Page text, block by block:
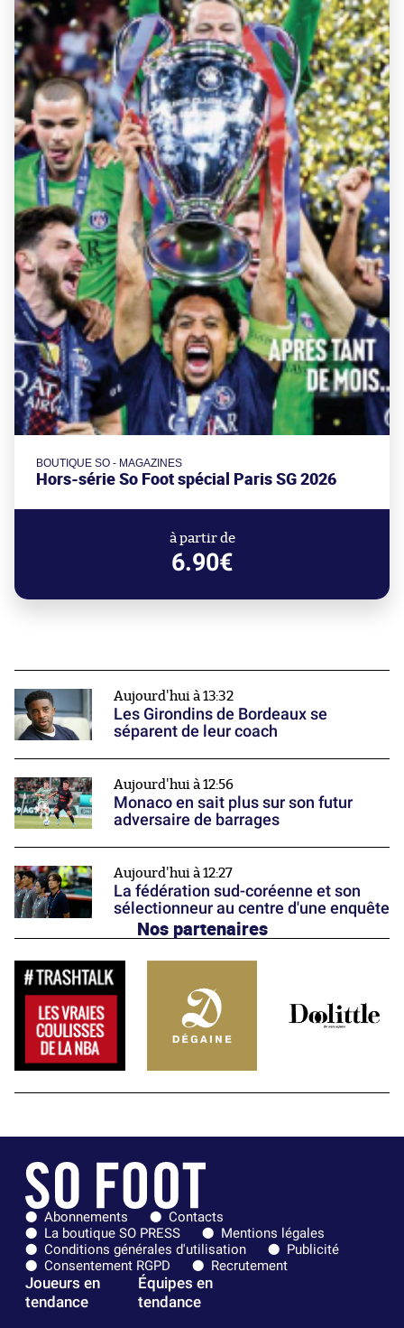
BOUTIQUE SO - MAGAZINES
Hors-série So Foot spécial Paris SG 2026
à partir de
6.90€
Aujourd'hui à 13:32
Les Girondins de Bordeaux se
séparent de leur coach
Aujourd'hui à 12:56
Monaco en sait plus sur son futur
adversaire de barrages
Aujourd'hui à 12:27
La fédération sud-coréenne et son
sélectionneur au centre d'une enquête
Nos partenaires
Abonnements
Contacts
La boutique SO PRESS
Mentions légales
Conditions générales d'utilisation
Publicité
Consentement RGPD
Recrutement
Joueurs en
tendance
Équipes en
tendance